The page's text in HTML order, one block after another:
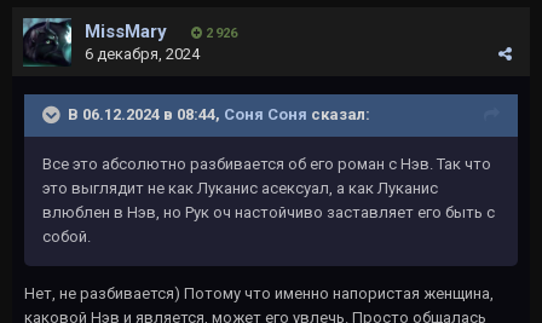
MissMary 2 926
6 декабря, 2024
В 06.12.2024 в 08:44, Соня Соня сказал:
Все это абсолютно разбивается об его роман с Нэв. Так что
это выглядит не как Луканис асексуал, а как Луканис
влюблен в Нэв, но Рук оч настойчиво заставляет его быть с
собой.
Нет, не разбивается) Потому что именно напористая женщина,
каковой Нэв и является, может его увлечь. Просто общалась